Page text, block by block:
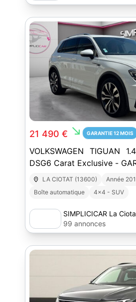
21 490 € south_east GARANTIE 12 MOIS
VOLKSWAGEN TIGUAN
DSG6 Carat Exclusive -
LA CIOTAT (13600) Année
Boîte automatique
4x4 - SUV
SIMPLICICAR La
99 annonces